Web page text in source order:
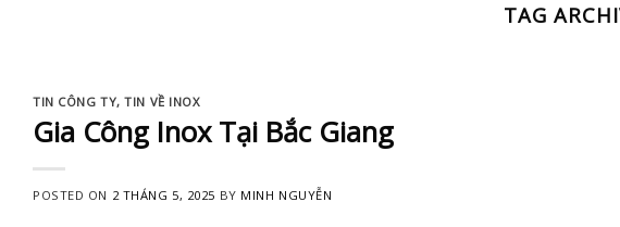
TAG
TIN CÔNG TY,TIN VỀ INOX
Gia Công Inox Tại Bắc Giang
POSTED ON 2 THÁNG 5, 2025 BY MINH NGUYỄN